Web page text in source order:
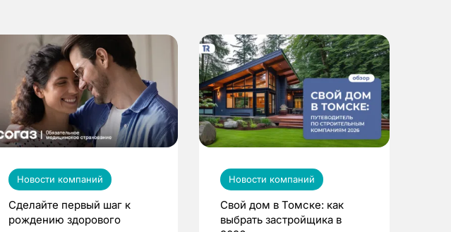
Новости компаний
Сделайте первый шаг к
рождению здорового
Новости компаний
Свой дом в Томске: как
выбрать застройщика в